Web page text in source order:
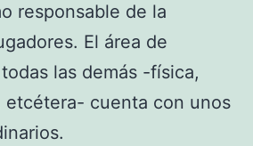
responsable de la
El área de
las demás -física,
etcétera- cuenta con unos